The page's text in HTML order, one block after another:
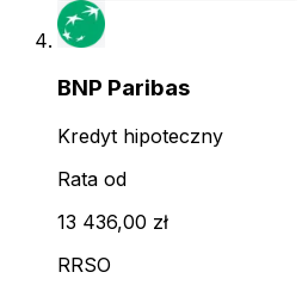
BNP Paribas
Kredyt hipoteczny
Rata od
13 436,00 zł
RRSO